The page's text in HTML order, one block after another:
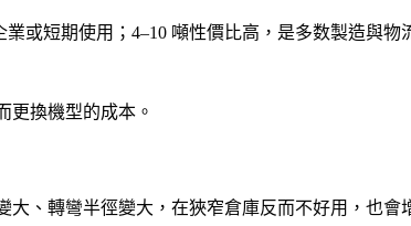
或短期使用；4–10 噸性價比高，是多数製造與物
更換機型的成本。
、轉彎半徑變大，在狹窄倉庫反而不好用，也會